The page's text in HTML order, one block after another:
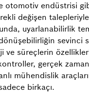
otomotiv endüstrisi
değişen
uyarlanabilirlik
sevinci
ve süreçlerin
gerçek
mühendislik
birkaçı.